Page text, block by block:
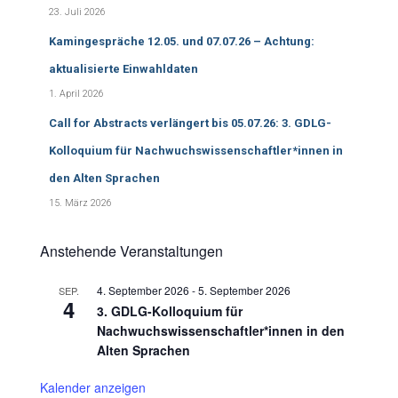
23. Juli 2026
Kamingespräche 12.05. und 07.07.26 – Achtung:
aktualisierte Einwahldaten
1. April 2026
Call for Abstracts verlängert bis 05.07.26: 3. GDLG-
Kolloquium für Nachwuchswissenschaftler*innen in
den Alten Sprachen
15. März 2026
Anstehende Veranstaltungen
SEP.
4
4. September 2026 -5. September 2026
3. GDLG-Kolloquium für
Nachwuchswissenschaftler*innen in den
Alten Sprachen
Kalender anzeigen